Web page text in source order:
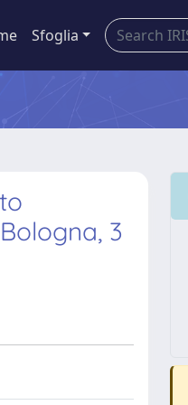
Sfoglia
3